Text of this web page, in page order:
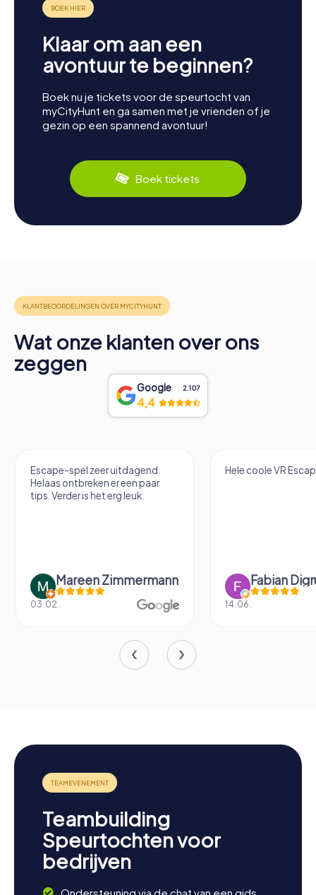
Klaar om aan een
avontuur te beginnen?
Boek nu je tickets voor de speurtocht van
myCityHunt en ga samen met je vrienden of je
gezin op een spannend avontuur!
Boek tickets
Wat onze klanten over ons
zeggen
Google 2.107
4,4
Hele coole VR Escape Room!
Fabian Digruber
Het
Teambuilding
Speurtochten voor
bedrijven